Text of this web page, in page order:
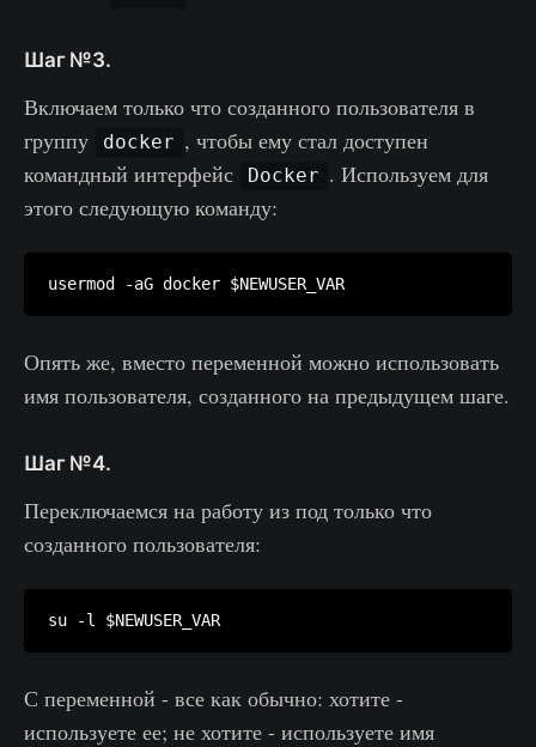
Шаг №3.
Включаем только что созданного пользователя в
группу
docker , чтобы ему стал доступен
командный интерфейс
Docker . Используем для
этого следующую команду:
Опять же, вместо переменной можно использовать
имя пользователя, созданного на предыдущем шаге.
Шаг №4.
Переключаемся на работу из под только что
созданного пользователя:
С переменной - все как обычно: хотите -
используете ее; не хотите - используете имя